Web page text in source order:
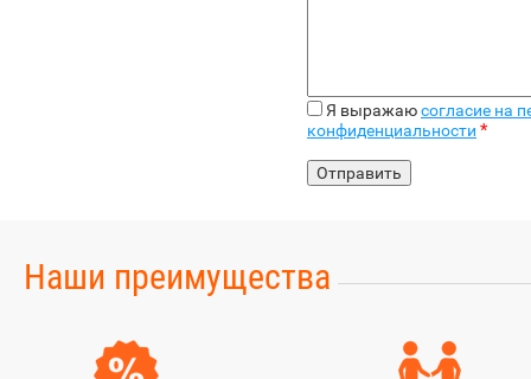
Я выражаюсогласие на
конфиденциальности *
Наши преимущества